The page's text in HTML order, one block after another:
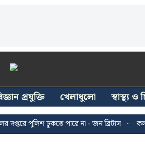
প্রযুক্তি খেলাধুলো স্বাস্থ্য ও
পুলিশ ঢুকতে পারে না - জন ব্রিটাস